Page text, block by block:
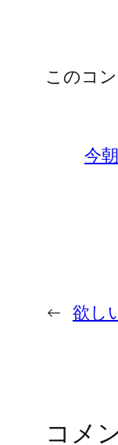
このコ
今
← 欲し
コメ